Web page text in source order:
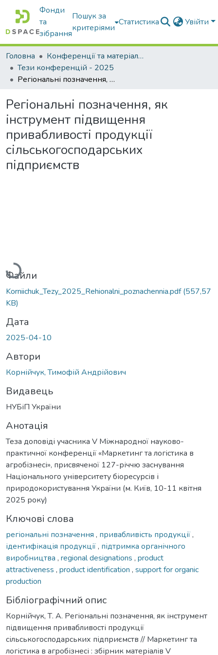
Фонди
та
зібрання
Пошук за
критеріями
Статистика Увійти
Головна
Конференції та матеріали конференцій
Тези конференцій - 2025
Регіональні позначення, як інструмент підвищення привабливості продукції сільськогосподарських підприємств
Регіональні позначення, як
інструмент підвищення
привабливості продукції
сільськогосподарських
підприємств
Вантажиться...
Файли
Korniichuk_Tezy_2025_Rehionalni_poznachennia.pdf(557,57
KB)
Дата
2025-04-10
Автори
Корнійчук, Тимофій Андрійович
Видавець
НУБіП України
Анотація
Теза доповіді учасника V Міжнародної науково-
практичної конференції «Маркетинг та логістика в
агробізнесі», присвяченої 127-річчю заснування
Національного університету біоресурсів і
природокористування України (м. Київ, 10-11 квітня
2025 року)
Ключові слова
регіональні позначення , привабливість продукції,
ідентифікація продукції, підтримка органічного
виробництва , regional designations , product
attractiveness , product identification , support for organic
production
Бібліографічний опис
Корнійчук, Т. А. Регіональні позначення, як інструмент
підвищення привабливості продукції
сільськогосподарських підприємств // Маркетинг та
логістика в агробізнесі : збірник матеріалів V